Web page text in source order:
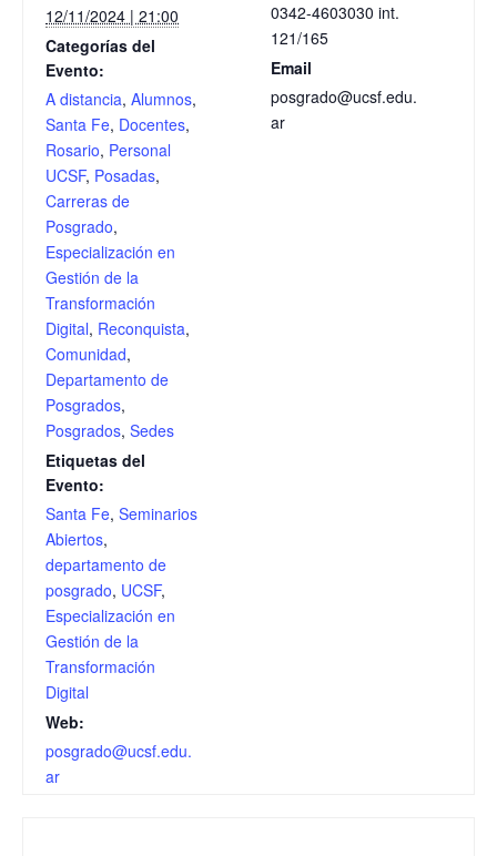
12/11/2024 | 21:00
Categorías del
Evento:
A distancia, Alumnos,
Santa Fe, Docentes,
Rosario, Personal
UCSF, Posadas,
Carreras de
Posgrado,
Especialización en
Gestión de la
Transformación
Digital, Reconquista,
Comunidad,
Departamento de
Posgrados,
Posgrados, Sedes
Etiquetas del
Evento:
Santa Fe, Seminarios
Abiertos,
departamento de
posgrado, UCSF,
Especialización en
Gestión de la
Transformación
Digital
Web:
posgrado@ucsf.edu.
ar
0342-4603030 int.
121/165
Email
posgrado@ucsf.edu.
ar